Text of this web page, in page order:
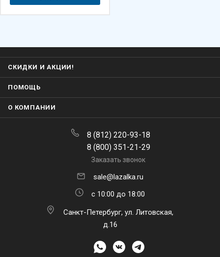
СКИДКИ И АКЦИИ!
ПОМОЩЬ
О КОМПАНИИ
8 (812) 220-93-18
8 (800) 351-21-29
Заказать звонок
sale@lazalka.ru
с 10:00 до 18:00
Санкт-Петербург, ул. Литовская,
д.16